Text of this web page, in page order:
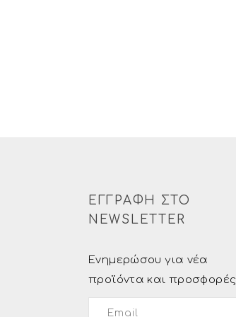
ΕΓΓΡΑΦΗ ΣΤΟ
NEWSLETTER
Ενημερώσου για νέα
προϊόντα και προσφορές